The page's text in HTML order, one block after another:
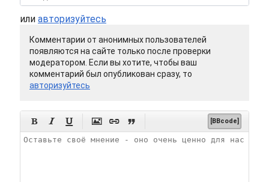
или авторизуйтесь
Комментарии от анонимных пользователей
появляются на сайте только после проверки
модератором. Если вы хотите, чтобы ваш
комментарий был опубликован сразу, то
авторизуйтесь
      [BBcode]